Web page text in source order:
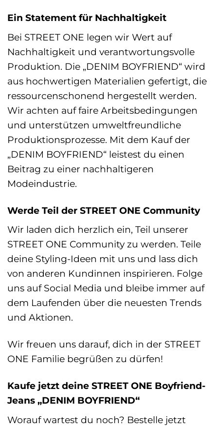
Ein Statement für Nachhaltigkeit
Bei STREET ONE legen wir Wert auf
Nachhaltigkeit und verantwortungsvolle
Produktion. Die „DENIM BOYFRIEND“ wird
aus hochwertigen Materialien gefertigt, die
ressourcenschonend hergestellt werden.
Wir achten auf faire Arbeitsbedingungen
und unterstützen umweltfreundliche
Produktionsprozesse. Mit dem Kauf der
„DENIM BOYFRIEND“ leistest du einen
Beitrag zu einer nachhaltigeren
Modeindustrie.
Werde Teil der STREET ONE Community
Wir laden dich herzlich ein, Teil unserer
STREET ONE Community zu werden. Teile
deine Styling-Ideen mit uns und lass dich
von anderen Kundinnen inspirieren. Folge
uns auf Social Media und bleibe immer auf
dem Laufenden über die neuesten Trends
und Aktionen.
Wir freuen uns darauf, dich in der STREET
ONE Familie begrüßen zu dürfen!
Kaufe jetzt deine STREET ONE Boyfriend-
Jeans „DENIM BOYFRIEND“
Worauf wartest du noch? Bestelle jetzt